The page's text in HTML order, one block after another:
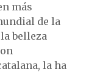
más
de la
belleza
la ha